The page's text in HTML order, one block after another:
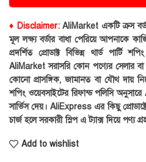
♦ Disclaimer:AliMarket একটি ক্রস
মূল লক্ষ্য বর্ডার বাধা পেরিয়ে আপনাকে
প্রদর্শিত প্রোডাক্ট বিভিন্ন থার্ড পার্টি
AliMarket সরাসরি কোন পণ্যের সেলার
কোনো প্রাসঙ্গিক, জামানত বা যৌথ দায়
শপিং ওয়েবসাইটের রিফান্ড পলিসি
সার্ভিস দেয়। AliExpress এর কিছু
চার্জ হলে সরকারী স্লিপ এ ট্যাক্স দিয়ে পণ্য
Add to wishlist